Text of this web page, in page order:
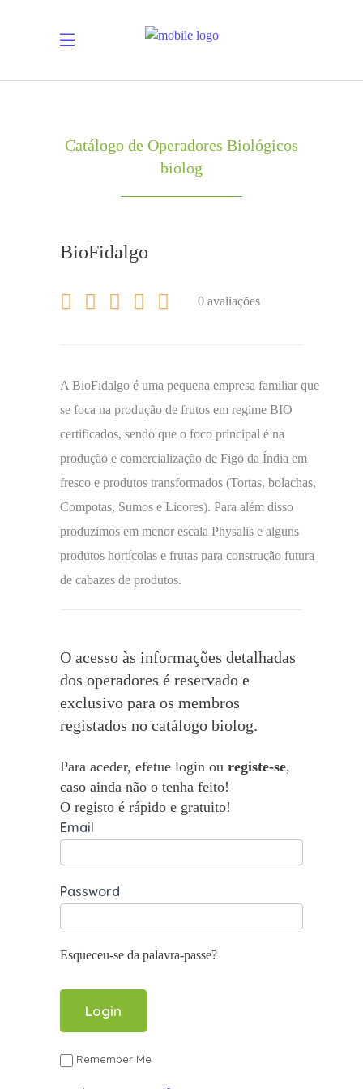
Catálogo de Operadores Biológicos
biolog
BioFidalgo
0 avaliações
A BioFidalgo é uma pequena empresa familiar que
se foca na produção de frutos em regime BIO
certificados, sendo que o foco principal é na
produção e comercialização de Figo da Índia em
fresco e produtos transformados (Tortas, bolachas,
Compotas, Sumos e Licores). Para além disso
produzimos em menor escala Physalis e alguns
produtos hortícolas e frutas para construção futura
de cabazes de produtos.
O acesso às informações detalhadas
dos operadores é reservado e
exclusivo para os membros
registados no catálogo biolog.
Para aceder, efetue login ou registe-se,
caso ainda não o tenha feito!
O registo é rápido e gratuito!
Email
Password
Esqueceu-se da palavra-passe?
Remember Me